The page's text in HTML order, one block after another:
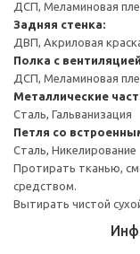
ДСП, Меламиновая
Задняя стенка:
ДВП, Акриловая
Полка с вентиляцией
ДСП, Меламиновая
Металлические
Сталь, Гальванизация
Петля со
Сталь, Никелирование
Протирать тканью,
средством.
Вытирать чистой